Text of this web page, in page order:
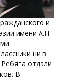
и
имени А.П.
ни в
отдали
В